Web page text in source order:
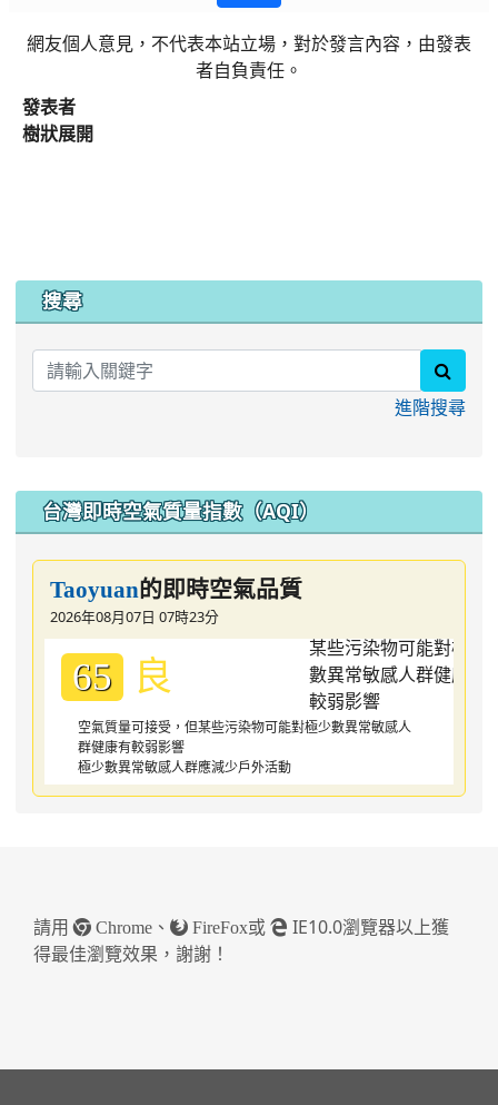
網友個人意見，不代表本站立場，對於發言內容，由發表
者自負責任。
發表者
樹狀展開
搜尋
進階搜尋
台灣即時空氣質量指數（AQI）
Taoyuan的即時空氣品質
2026年08月07日 07時23分
65 良
空氣質量可接受，但某些污染物可能對極少數異常敏感人
群健康有較弱影響
極少數異常敏感人群應減少戶外活動
請用 Chrome 、 FireFox或
IE10.0瀏覽器以上獲
得最佳瀏覽效果，謝謝！